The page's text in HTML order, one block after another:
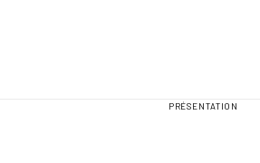
PRÉSENTATION